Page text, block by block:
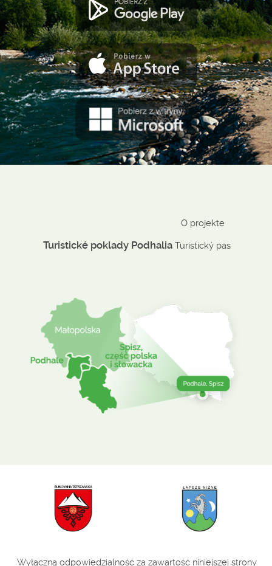
Turistické poklady Podhalia
O projekte
Turistický pas
Wyłączną odpowiedzialność za zawartość niniejszej strony